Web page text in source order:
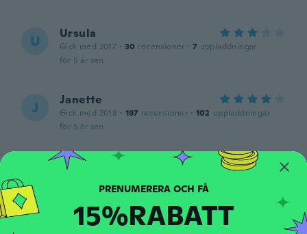
U Ursula
Gick med 2017 · 30 recensioner · 7 uppladdningar
för 5 år sen
J Janette
Gick med 2018 · 197 recensioner · 102 uppladdningar
för 5 år sen
태은
생각보다 큰 사이즈입니다. 색깔이 예쁘지 않
아요. 물품이 약간 파손되어 있어요
för 5 år sen
PRENUMERERA OCH FÅ
15%RABATT